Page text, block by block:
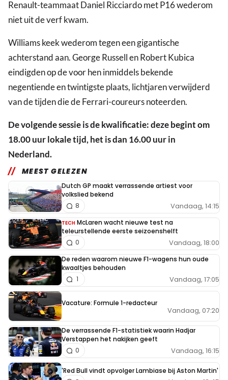
Renault-teammaat Daniel Ricciardo met P16 wederom
niet uit de verf kwam.
Williams keek wederom tegen een gigantische
achterstand aan. George Russell en Robert Kubica
eindigden op de voor hen inmiddels bekende
negentiende en twintigste plaats, lichtjaren verwijderd
van de tijden die de Ferrari-coureurs noteerden.
De volgende sessie is de kwalificatie: deze begint om
18.00 uur lokale tijd, het is dan 16.00 uur in
Nederland.
MEEST GELEZEN
Dutch GP maakt verrassende artiest voor
volkslied bekend
Vandaag, 14:15
8
TECH McLaren wacht nieuwe test na
teleurstellende eerste seizoenshelft
Vandaag, 18:00
0
De reden waarom nieuwe F1-wagens hun oude
kwaaltjes behouden
Vandaag, 17:05
1
Vacature: Formule 1-redacteur
Vandaag, 07:20
De verrassende F1-statistiek waarin Hadjar
Verstappen het nakijken geeft
Vandaag, 16:15
0
'Red Bull vindt opvolger Lambiase bij Aston Martin'